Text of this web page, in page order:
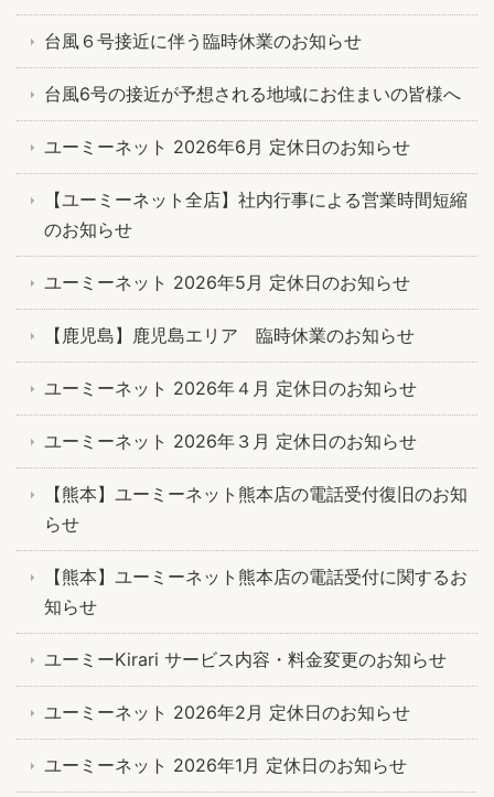
台風６号接近に伴う臨時休業のお知らせ
台風6号の接近が予想される地域にお住まいの皆様へ
ユーミーネット 2026年6月 定休日のお知らせ
【ユーミーネット全店】社内行事による営業時間短縮
のお知らせ
ユーミーネット 2026年5月 定休日のお知らせ
【鹿児島】鹿児島エリア 臨時休業のお知らせ
ユーミーネット 2026年４月 定休日のお知らせ
ユーミーネット 2026年３月 定休日のお知らせ
【熊本】ユーミーネット熊本店の電話受付復旧のお知
らせ
【熊本】ユーミーネット熊本店の電話受付に関するお
知らせ
ユーミーKirari サービス内容・料金変更のお知らせ
ユーミーネット 2026年2月 定休日のお知らせ
ユーミーネット 2026年1月 定休日のお知らせ